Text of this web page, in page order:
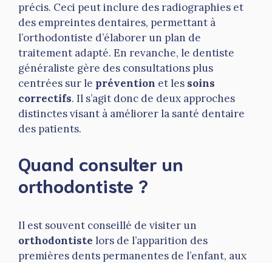
précis. Ceci peut inclure des radiographies et
des empreintes dentaires, permettant à
l’orthodontiste d’élaborer un plan de
traitement adapté. En revanche, le dentiste
généraliste gère des consultations plus
centrées sur le prévention et les soins
correctifs. Il s’agit donc de deux approches
distinctes visant à améliorer la santé dentaire
des patients.
Quand consulter un
orthodontiste ?
Il est souvent conseillé de visiter un
orthodontiste lors de l’apparition des
premières dents permanentes de l’enfant, aux